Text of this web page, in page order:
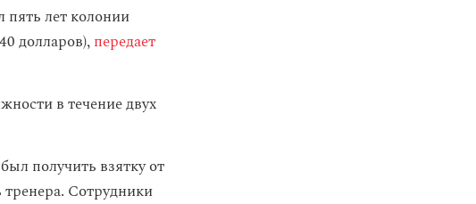
лет колонии
долларов),передает
в течение двух
получить взятку от
тренера. Сотрудники